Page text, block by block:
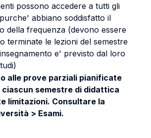
possono accedere a tutti gli
abbiano soddisfatto il
della frequenza (devono essere
terminate le lezioni del semestre
e' previsto dal loro
alle prove parziali pianificate
ciascun semestre di didattica
limitazioni. Consultare la
> Esami.